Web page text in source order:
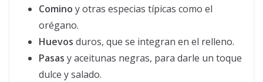
Comino y otras especias típicas como el
orégano.
Huevos duros, que se integran en el relleno.
Pasas y aceitunas negras, para darle un toque
dulce y salado.